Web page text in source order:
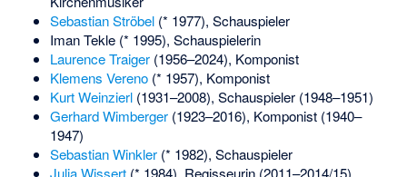
Sebastian Ströbel(* 1977), Schauspieler
Iman Tekle(* 1995), Schauspielerin
Laurence Traiger(1956–2024), Komponist
Klemens Vereno(* 1957), Komponist
Kurt Weinzierl(1931–2008), Schauspieler (1948–1951)
Gerhard Wimberger(1923–2016), Komponist (1940–
1947)
Sebastian Winkler(* 1982), Schauspieler
Julia Wissert(* 1984), Regisseurin (2011–2014/15)